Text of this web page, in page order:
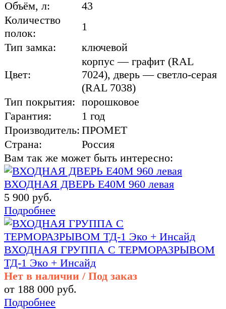
Объём, л:
43
Количество
полок:
1
Тип замка:
ключевой
Цвет:
корпус — графит (RAL
7024), дверь — светло-серая
(RAL 7038)
Тип покрытия: порошковое
Гарантия:
1 год
Производитель: ПРОМЕТ
Страна:
Россия
Вам так же может быть интересно:
ВХОДНАЯ ДВЕРЬ Е40М 960 левая
5 900 руб.
Подробнее
ВХОДНАЯ ГРУППА С ТЕРМОРАЗРЫВОМ
ТД-1 Эко + Инсайд
Нет в наличии / Под заказ
от 188 000 руб.
Подробнее